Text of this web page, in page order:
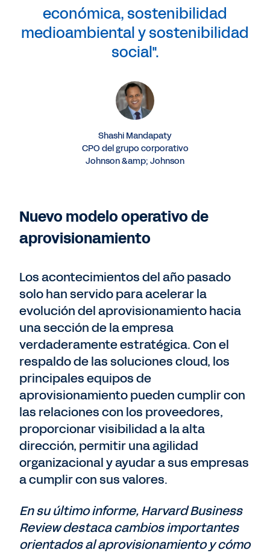
económica, sostenibilidad
medioambiental y sostenibilidad
social".
Shashi Mandapaty
CPO del grupo corporativo
Johnson &amp; Johnson
Nuevo modelo operativo de
aprovisionamiento
Los acontecimientos del año pasado
solo han servido para acelerar la
evolución del aprovisionamiento hacia
una sección de la empresa
verdaderamente estratégica. Con el
respaldo de las soluciones cloud, los
principales equipos de
aprovisionamiento pueden cumplir con
las relaciones con los proveedores,
proporcionar visibilidad a la alta
dirección, permitir una agilidad
organizacional y ayudar a sus empresas
a cumplir con sus valores.
En su último informe, Harvard Business
Review destaca cambios importantes
orientados al aprovisionamiento y cómo